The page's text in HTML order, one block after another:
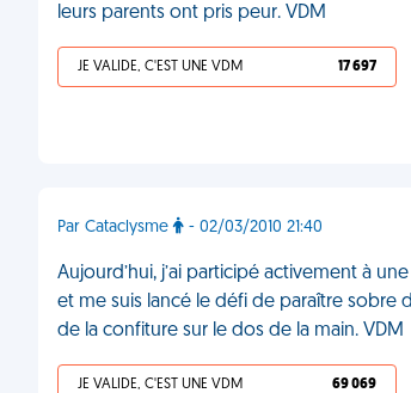
leurs parents ont pris peur. VDM
JE VALIDE, C'EST UNE VDM 17 697
Par Cataclysme - 02/03/2010 21:40
Aujourd’hui, j’ai participé activement à
et me suis lancé le défi de paraître sobre
de la confiture sur le dos de la main. VDM
JE VALIDE, C'EST UNE VDM 69 069